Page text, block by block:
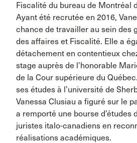
Fiscalité du bureau de Montréal
Ayant été recrutée en 2016,
chance de travailler au sein des
des affaires et Fiscalité. Elle a
détachement en contentieux
stage auprès de l’honorable
de la Cour supérieure du
ses études à l’université de
Vanessa Clusiau a figuré sur le
a remporté une bourse d’études
juristes italo-canadiens en
réalisations académiques.